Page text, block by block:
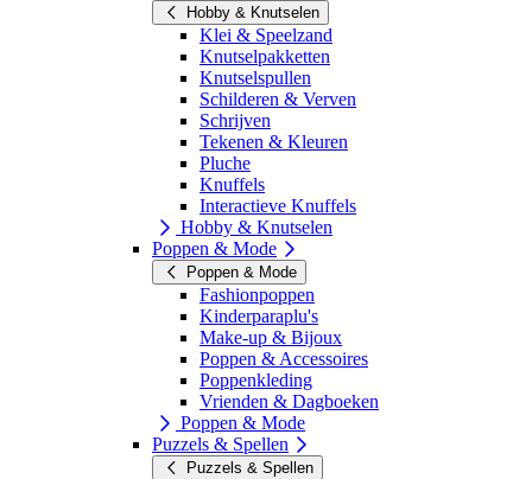
Hobby & Knutselen
Klei & Speelzand
Knutselpakketten
Knutselspullen
Schilderen & Verven
Schrijven
Tekenen & Kleuren
Pluche
Knuffels
Interactieve Knuffels
Hobby & Knutselen
Poppen & Mode
Poppen & Mode
Fashionpoppen
Kinderparaplu's
Make-up & Bijoux
Poppen & Accessoires
Poppenkleding
Vrienden & Dagboeken
Poppen & Mode
Puzzels & Spellen
Puzzels & Spellen